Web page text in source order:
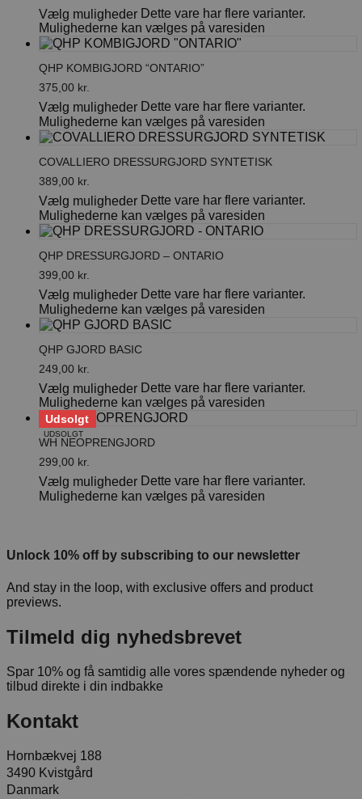
Vælg muligheder Dette vare har flere varianter.
Mulighederne kan vælges på varesiden
QHP KOMBIGJORD “ONTARIO”
375,00 kr.
Vælg muligheder Dette vare har flere varianter.
Mulighederne kan vælges på varesiden
COVALLIERO DRESSURGJORD SYNTETISK
389,00 kr.
Vælg muligheder Dette vare har flere varianter.
Mulighederne kan vælges på varesiden
QHP DRESSURGJORD – ONTARIO
399,00 kr.
Vælg muligheder Dette vare har flere varianter.
Mulighederne kan vælges på varesiden
QHP GJORD BASIC
249,00 kr.
Vælg muligheder Dette vare har flere varianter.
Mulighederne kan vælges på varesiden
Udsolgt
UDSOLGT
WH NEOPRENGJORD
299,00 kr.
Vælg muligheder Dette vare har flere varianter.
Mulighederne kan vælges på varesiden
Unlock 10% off by subscribing to our newsletter
And stay in the loop, with exclusive offers and product
previews.
Tilmeld dig nyhedsbrevet
Spar 10% og få samtidig alle vores spændende nyheder og
tilbud direkte i din indbakke
Kontakt
Hornbækvej 188
3490 Kvistgård
Danmark